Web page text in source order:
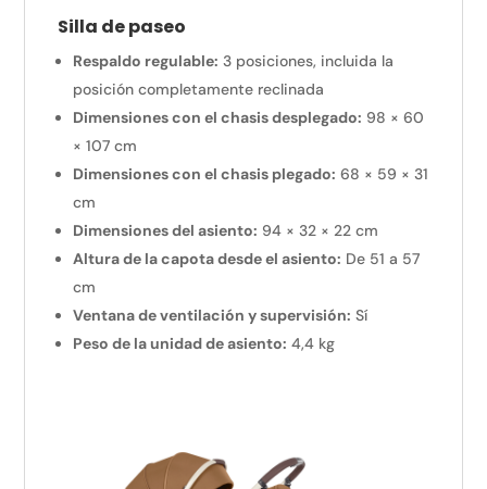
Silla de paseo
Respaldo regulable: 3 posiciones, incluida la
posición completamente reclinada
Dimensiones con el chasis desplegado: 98 × 60
× 107 cm
Dimensiones con el chasis plegado: 68 × 59 × 31
cm
Dimensiones del asiento: 94 × 32 × 22 cm
Altura de la capota desde el asiento: De 51 a 57
cm
Ventana de ventilación y supervisión: Sí
Peso de la unidad de asiento: 4,4 kg